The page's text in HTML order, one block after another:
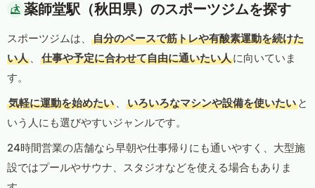
薬師堂駅（秋田県）のスポーツジムを探す
スポーツジムは、
自分のペースで筋トレや有酸素運動を続けた
い人 、 仕事や予定に合わせて自由に通いたい人に向いていま
す。
気軽に運動を始めたい 、 いろいろなマシンや設備を使いたい と
いう人にも選びやすいジャンルです。
24時間営業の店舗なら早朝や仕事帰りにも通いやすく、大型施
設ではプールやサウナ、スタジオなどを使える場合もありま